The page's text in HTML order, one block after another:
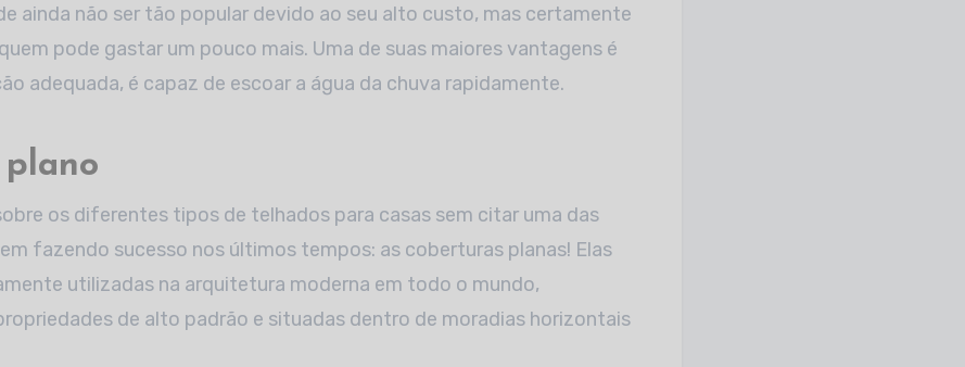
ainda não ser tão popular devido ao seu alto custo, mas certamente
pode gastar um pouco mais. Uma de suas maiores vantagens é
adequada, é capaz de escoar a água da chuva rapidamente.
plano
os diferentes tipos de telhados para casas sem citar uma das
fazendo sucesso nos últimos tempos: as coberturas planas! Elas
utilizadas na arquitetura moderna em todo o mundo,
de alto padrão e situadas dentro de moradias horizontais